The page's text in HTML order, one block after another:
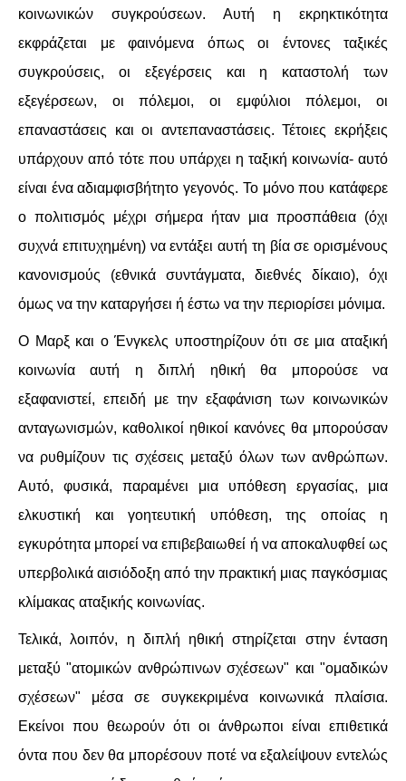
κοινωνικών συγκρούσεων. Αυτή η εκρηκτικότητα
εκφράζεται με φαινόμενα όπως οι έντονες ταξικές
συγκρούσεις, οι εξεγέρσεις και η καταστολή των
εξεγέρσεων, οι πόλεμοι, οι εμφύλιοι πόλεμοι, οι
επαναστάσεις και οι αντεπαναστάσεις. Τέτοιες εκρήξεις
υπάρχουν από τότε που υπάρχει η ταξική κοινωνία- αυτό
είναι ένα αδιαμφισβήτητο γεγονός. Το μόνο που κατάφερε
ο πολιτισμός μέχρι σήμερα ήταν μια προσπάθεια (όχι
συχνά επιτυχημένη) να εντάξει αυτή τη βία σε ορισμένους
κανονισμούς (εθνικά συντάγματα, διεθνές δίκαιο), όχι
όμως να την καταργήσει ή έστω να την περιορίσει μόνιμα.
Ο Μαρξ και ο Ένγκελς υποστηρίζουν ότι σε μια αταξική
κοινωνία αυτή η διπλή ηθική θα μπορούσε να
εξαφανιστεί, επειδή με την εξαφάνιση των κοινωνικών
ανταγωνισμών, καθολικοί ηθικοί κανόνες θα μπορούσαν
να ρυθμίζουν τις σχέσεις μεταξύ όλων των ανθρώπων.
Αυτό, φυσικά, παραμένει μια υπόθεση εργασίας, μια
ελκυστική και γοητευτική υπόθεση, της οποίας η
εγκυρότητα μπορεί να επιβεβαιωθεί ή να αποκαλυφθεί ως
υπερβολικά αισιόδοξη από την πρακτική μιας παγκόσμιας
κλίμακας αταξικής κοινωνίας.
Τελικά, λοιπόν, η διπλή ηθική στηρίζεται στην ένταση
μεταξύ "ατομικών ανθρώπινων σχέσεων" και "ομαδικών
σχέσεων" μέσα σε συγκεκριμένα κοινωνικά πλαίσια.
Εκείνοι που θεωρούν ότι οι άνθρωποι είναι επιθετικά
όντα που δεν θα μπορέσουν ποτέ να εξαλείψουν εντελώς